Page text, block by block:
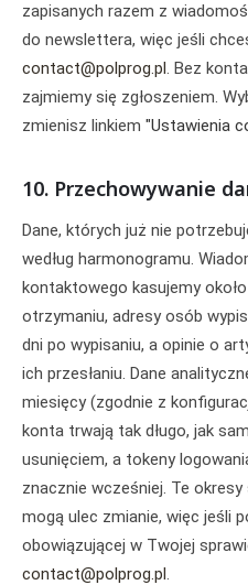
zapisanych razem z
do newslettera, więc jeśli
contact@polprog.pl. Bez
zajmiemy się zgłoszeniem.
zmienisz linkiem "Ustawienia
10. Przechowywanie
Dane, których już nie
według harmonogramu.
kontaktowego kasujemy
otrzymaniu, adresy osób
dni po wypisaniu, a opinie o
ich przesłaniu. Dane
miesięcy (zgodnie z
konta trwają tak długo, jak
usunięciem, a tokeny
znacznie wcześniej. Te
mogą ulec zmianie, więc jeśli
obowiązującej w Twojej
contact@polprog.pl.